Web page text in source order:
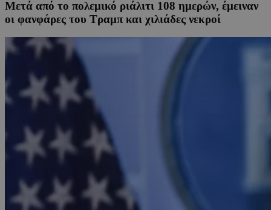
Μετά από το πολεμικό ριάλιτι 108 ημερών, έμειναν
οι φανφάρες του Τραμπ και χιλιάδες νεκροί